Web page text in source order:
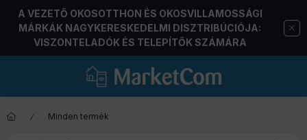
A VEZETŐ OKOSOTTHON ÉS OKOSVILLAMOSSÁGI
MÁRKÁK NAGYKERESKEDELMI DISZTRIBÚCIÓJA:
VISZONTELADÓK ÉS TELEPÍTŐK SZÁMÁRA
Minden termék